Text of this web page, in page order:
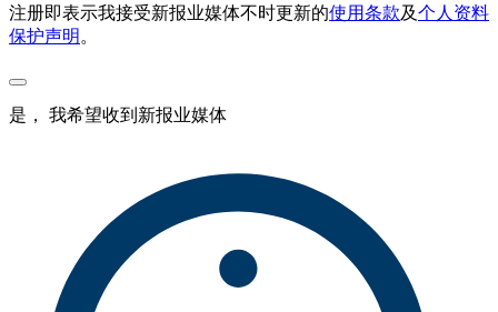
注册即表示我接受新报业媒体不时更新的使用条款及个人资料
保护声明 。
是， 我希望收到新报业媒体